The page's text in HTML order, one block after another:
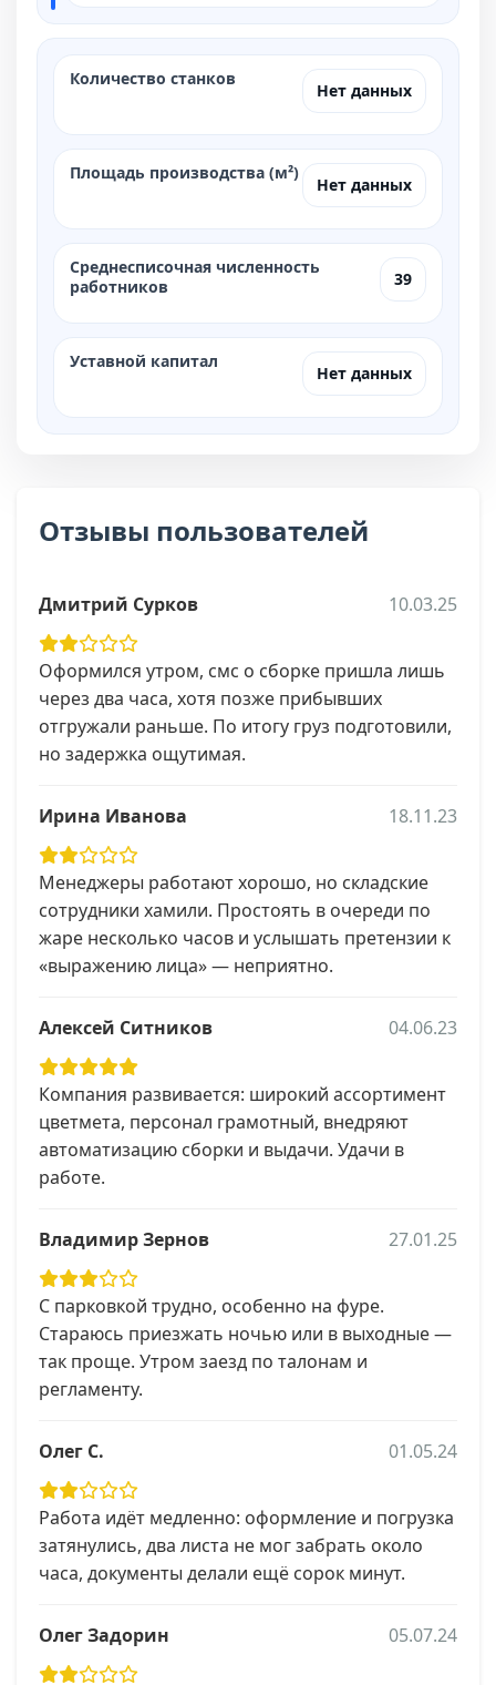
Количество станков
Нет данных
Площадь производства (м²)
Нет данных
Среднесписочная численность
работников
39
Уставной капитал
Нет данных
Отзывы пользователей
Дмитрий Сурков 10.03.25
Оформился утром, смс о сборке пришла лишь
через два часа, хотя позже прибывших
отгружали раньше. По итогу груз подготовили,
но задержка ощутимая.
Ирина Иванова 18.11.23
Менеджеры работают хорошо, но складские
сотрудники хамили. Простоять в очереди по
жаре несколько часов и услышать претензии к
«выражению лица» — неприятно.
Алексей Ситников 04.06.23
Компания развивается: широкий ассортимент
цветмета, персонал грамотный, внедряют
автоматизацию сборки и выдачи. Удачи в
работе.
Владимир Зернов 27.01.25
С парковкой трудно, особенно на фуре.
Стараюсь приезжать ночью или в выходные —
так проще. Утром заезд по талонам и
регламенту.
Олег С. 01.05.24
Работа идёт медленно: оформление и погрузка
затянулись, два листа не мог забрать около
часа, документы делали ещё сорок минут.
Олег Задорин 05.07.24